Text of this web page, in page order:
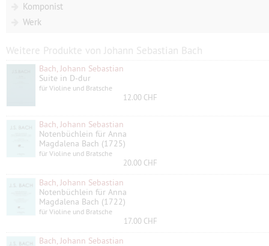
Komponist
Werk
Weitere Produkte von Johann Sebastian Bach
Bach, Johann Sebastian
Suite in D-dur
für Violine und Bratsche
12.00 CHF
Bach, Johann Sebastian
Notenbüchlein für Anna
Magdalena Bach (1725)
für Violine und Bratsche
20.00 CHF
Bach, Johann Sebastian
Notenbüchlein für Anna
Magdalena Bach (1722)
für Violine und Bratsche
17.00 CHF
Bach, Johann Sebastian